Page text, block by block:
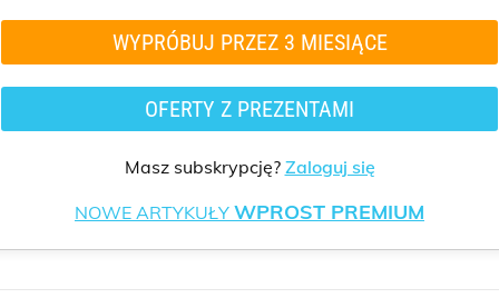
WYPRÓBUJ PRZEZ 3 MIESIĄCE
OFERTY Z PREZENTAMI
Masz subskrypcję? Zaloguj się
NOWE ARTYKUŁY WPROST PREMIUM